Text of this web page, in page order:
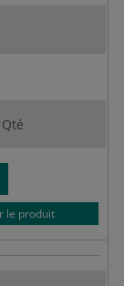
Qté
le produit